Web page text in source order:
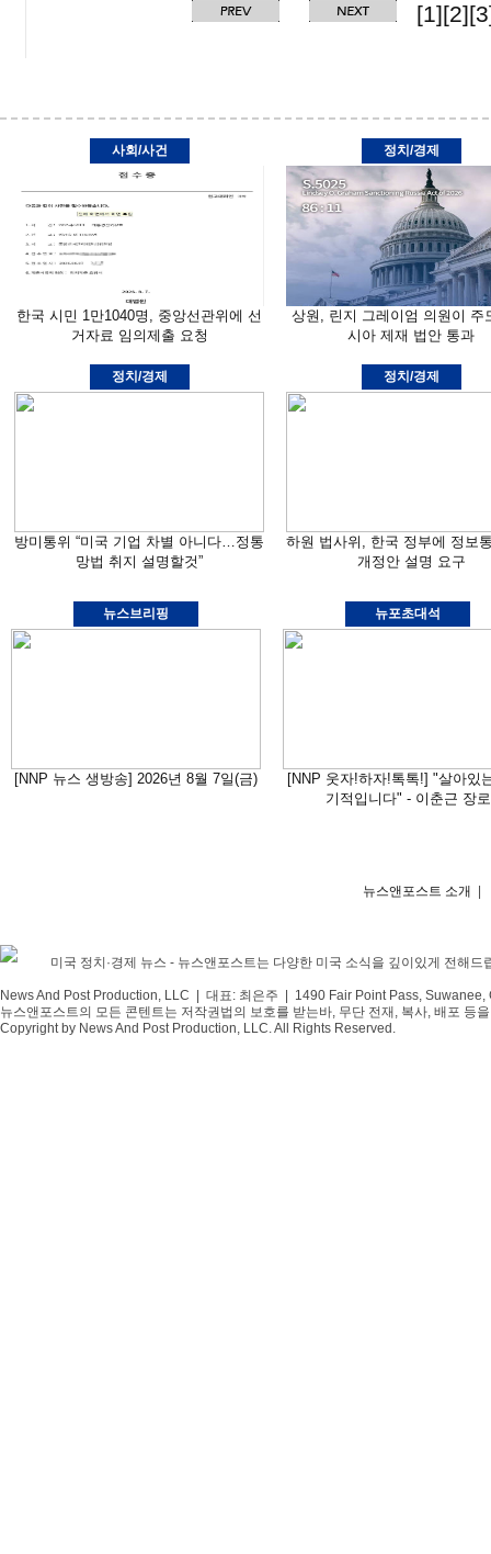
[1][2]
사회/사건
한국 시민 1만1040명, 중앙선관위에 선
거자료 임의제출 요청
정치/경제
상원, 린지 그레이엄 의원이 주
시아 제재 법안 통과
정치/경제
방미통위 “미국 기업 차별 아니다…정통
망법 취지 설명할것”
정치/경제
하원 법사위, 한국 정부에 정보
개정안 설명 요구
뉴스브리핑
[NNP 뉴스 생방송] 2026년 8월 7일(금)
뉴포초대석
[NNP 웃자!하자!톡톡!] "살아있
기적입니다" - 이춘근 장로
뉴스앤포스트 소개
미국 정치·경제 뉴스 - 뉴스앤포스트는 다양한 미국 소식을 깊이있게 전해드
News And Post Production, LLC | 대표: 최은주 | 1490 Fair Point Pass, Suwanee,
뉴스앤포스트의 모든 콘텐트는 저작권법의 보호를 받는바, 무단 전재, 복사, 배포 등
Copyright by News And Post Production, LLC. All Rights Reserved.